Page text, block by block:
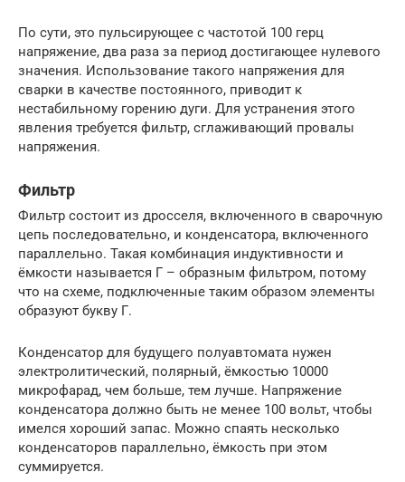
По сути, это пульсирующее с частотой 100 герц
напряжение, два раза за период достигающее нулевого
значения. Использование такого напряжения для
сварки в качестве постоянного, приводит к
нестабильному горению дуги. Для устранения этого
явления требуется фильтр, сглаживающий провалы
напряжения.
Фильтр
Фильтр состоит из дросселя, включенного в сварочную
цепь последовательно, и конденсатора, включенного
параллельно. Такая комбинация индуктивности и
ёмкости называется Г – образным фильтром, потому
что на схеме, подключенные таким образом элементы
образуют букву Г.
Конденсатор для будущего полуавтомата нужен
электролитический, полярный, ёмкостью 10000
микрофарад, чем больше, тем лучше. Напряжение
конденсатора должно быть не менее 100 вольт, чтобы
имелся хороший запас. Можно спаять несколько
конденсаторов параллельно, ёмкость при этом
суммируется.